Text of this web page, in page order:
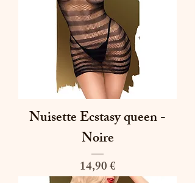
Nuisette Ecstasy queen -
Noire
Prix
14,90 €